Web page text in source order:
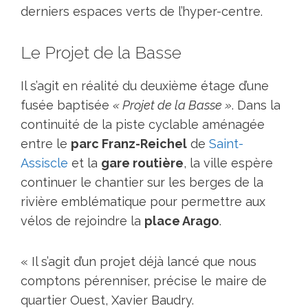
derniers espaces verts de l’hyper-centre.
Le Projet de la Basse
Il s’agit en réalité du deuxième étage d’une
fusée baptisée « Projet de la Basse ». Dans la
continuité de la piste cyclable aménagée
entre le parc Franz-Reichel de Saint-
Assiscle et la gare routière, la ville espère
continuer le chantier sur les berges de la
rivière emblématique pour permettre aux
vélos de rejoindre la place Arago.
« Il s’agit d’un projet déjà lancé que nous
comptons pérenniser, précise le maire de
quartier Ouest, Xavier Baudry.